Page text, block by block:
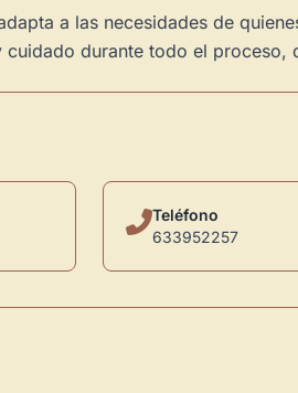
a las necesidades de
durante todo el proceso,
Teléfono
633952257